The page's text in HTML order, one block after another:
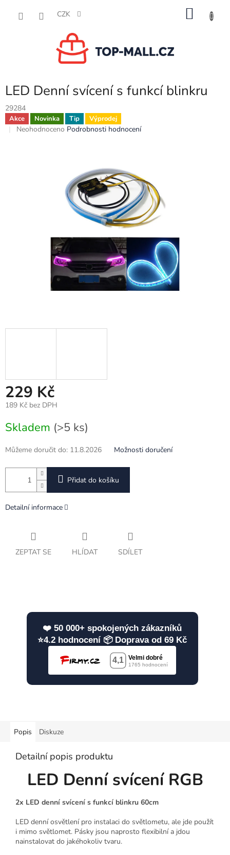
CZK
LED Denní svícení s funkcí blinkru
29284
Akce Novinka Tip Výprodej
Průměrné
Neohodnoceno Podrobnosti hodnocení
229 Kč
189 Kč bez DPH
cena:
Skladem (>5 ks)
Můžeme doručit do: 11.8.2026 Možnosti doručení
Přidat do košíku
Detailní informace
ZEPTAT SE HLÍDAT SDÍLET
❤️ 50 000+ spokojených zákazníků
⭐4.2 hodnocení 📦 Doprava od 69 Kč
Popis Diskuze
Detailní popis produktu
LED Denní svícení RGB
2x LED denní svícení s funkcí blinkru 60cm
LED denní osvětlení pro instalaci do světlometu, ale jde použít
i mimo světlomet. Pásky jsou naprosto flexibilní a jdou
nainstalovat do jakéhokoliv tvaru.